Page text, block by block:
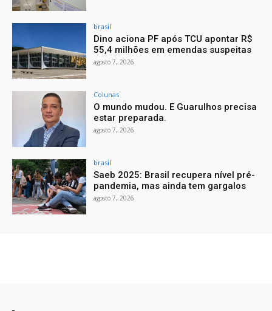
brasil
Dino aciona PF após TCU apontar R$
55,4 milhões em emendas suspeitas
agosto 7, 2026
Colunas
O mundo mudou. E Guarulhos precisa
estar preparada.
agosto 7, 2026
brasil
Saeb 2025: Brasil recupera nível pré-
pandemia, mas ainda tem gargalos
agosto 7, 2026